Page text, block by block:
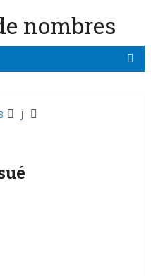
nombres
j